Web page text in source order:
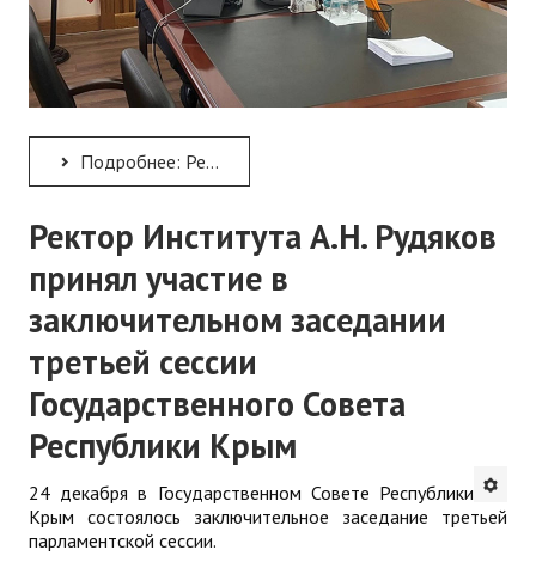
Подробнее: Ректор Института А.Н. Рудяков выступил на заседании организационного комитета по подготовке и...
Ректор Института А.Н. Рудяков
принял участие в
заключительном заседании
третьей сессии
Государственного Совета
Республики Крым
24 декабря в Государственном Совете Республики
Крым состоялось заключительное заседание третьей
парламентской сессии.